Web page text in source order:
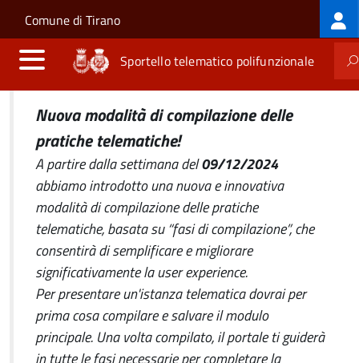
Salta al contenuto principale
Skip to site navigation
Comune di Tirano
Sportello telematico polifunzionale
Nuova modalità di compilazione delle
pratiche telematiche!
A partire dalla settimana del09/12/2024
abbiamo introdotto una nuova e innovativa
modalità di compilazione delle pratiche
telematiche, basata su “fasi di compilazione”, che
consentirà di semplificare e migliorare
significativamente la user experience.
Per presentare un'istanza telematica dovrai per
prima cosa compilare e salvare il modulo
principale. Una volta compilato, il portale ti guiderà
in tutte le fasi necessarie per completare la